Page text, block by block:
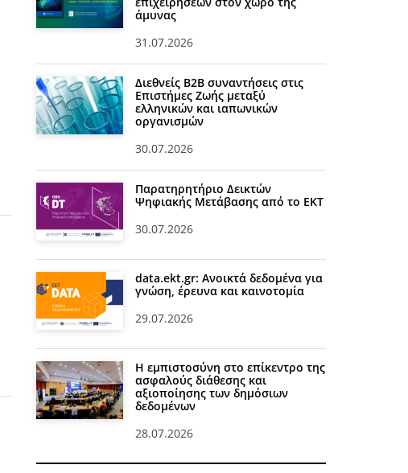
άμυνας
31.07.2026
Διεθνείς Β2Β συναντήσεις στις
Επιστήμες Ζωής μεταξύ
ελληνικών και ιαπωνικών
οργανισμών
30.07.2026
Παρατηρητήριο Δεικτών
Ψηφιακής Μετάβασης από το ΕΚΤ
30.07.2026
data.ekt.gr: Ανοικτά δεδομένα για
γνώση, έρευνα και καινοτομία
29.07.2026
Η εμπιστοσύνη στο επίκεντρο της
ασφαλούς διάθεσης και
αξιοποίησης των δημόσιων
δεδομένων
28.07.2026